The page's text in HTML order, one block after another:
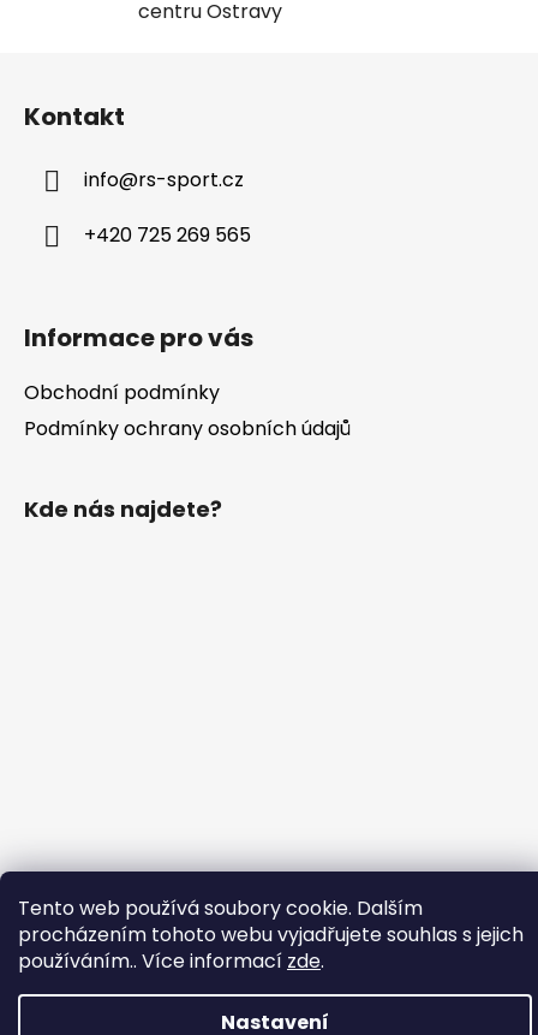
Tento web používá soubory cookie. Dalším
procházením tohoto webu vyjadřujete souhlas s jejich
používáním.. Více informací zde.
Nastavení
centru Ostravy
Kontakt
info@rs-sport.cz
+420 725 269 565
Informace pro vás
Obchodní podmínky
Podmínky ochrany osobních údajů
Kde nás najdete?
Vytvořil Shoptet